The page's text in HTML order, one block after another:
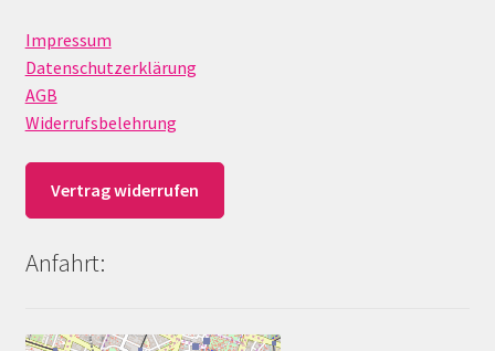
Impressum
Datenschutzerklärung
AGB
Widerrufsbelehrung
Vertrag widerrufen
Anfahrt: